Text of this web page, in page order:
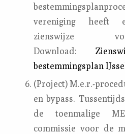
vereniging heeft
zienswijze
Download:
bestemmingsplan
(Project) M.e.r.-
en bypass.
de toenmalige
commissie voor de